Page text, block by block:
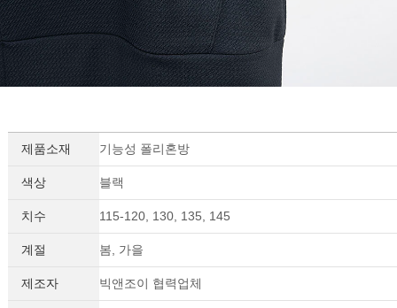
제품소재 기능성 폴리혼방
색상 블랙
치수 115-120, 130, 135, 145
계절 봄, 가을
제조자 빅앤조이 협력업체